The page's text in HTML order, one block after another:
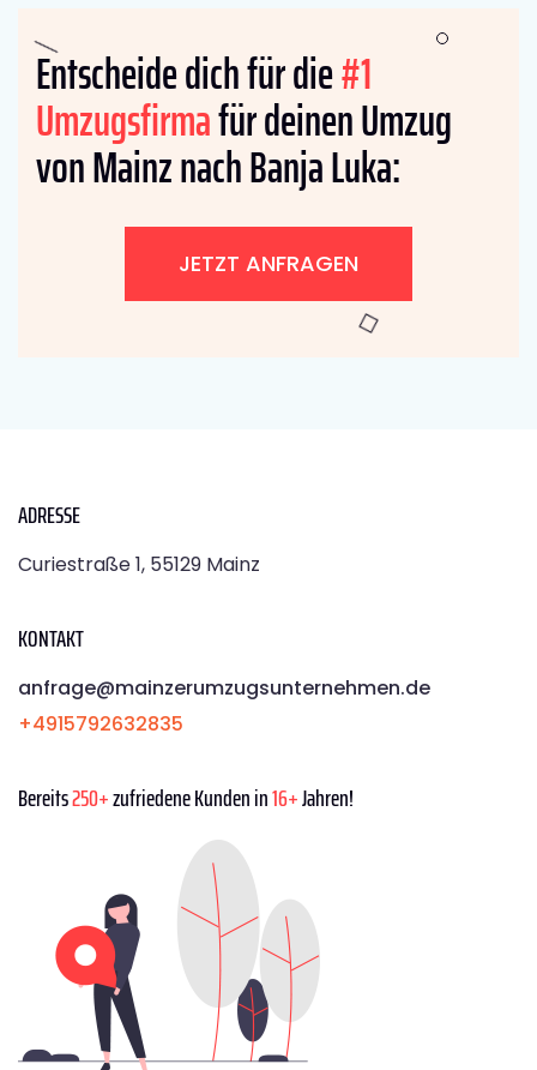
Entscheide dich für die#1
Umzugsfirmafür deinen Umzug
von Mainz nach Banja Luka:
JETZT ANFRAGEN
ADRESSE
Curiestraße 1, 55129 Mainz
KONTAKT
anfrage@mainzerumzugsunternehmen.de
+4915792632835
Bereits250+zufriedene Kunden in16+Jahren!